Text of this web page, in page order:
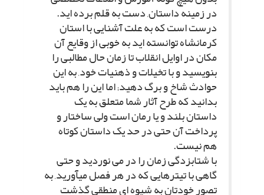
در زمینه داستان, دست به قلم برده اید.
درست است که به علت آشنایى با استان
کرمانشاه توانسته اید به خوبى از وقایع آن
مکان در اوایل انقلاب تا زمان حال مطالبى را
بنویسید و با تخیلات و ذهنیات خود, به این
حوادث شاخ و برگ دهید; اما این را هم باید
بدانید که طرح آثار شما متعلق به یک
داستان بلند و یا رمان است ولى ساختار و
پرداخت آن حتى در حد یک داستان کوتاه
هم نیست.
با شتابزدگى زمان را در مى نوردید و حتى
گاهى با تیترهایى که در هر فصل مىآورید, به
تصور خودتان به شیوه اى منطقى گذشت